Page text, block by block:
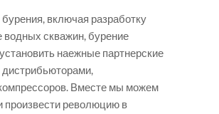
включая разработку
водных скважин, бурение
наежные партнерские
дистрибьюторами,
Вместе мы можем
произвести революцию в